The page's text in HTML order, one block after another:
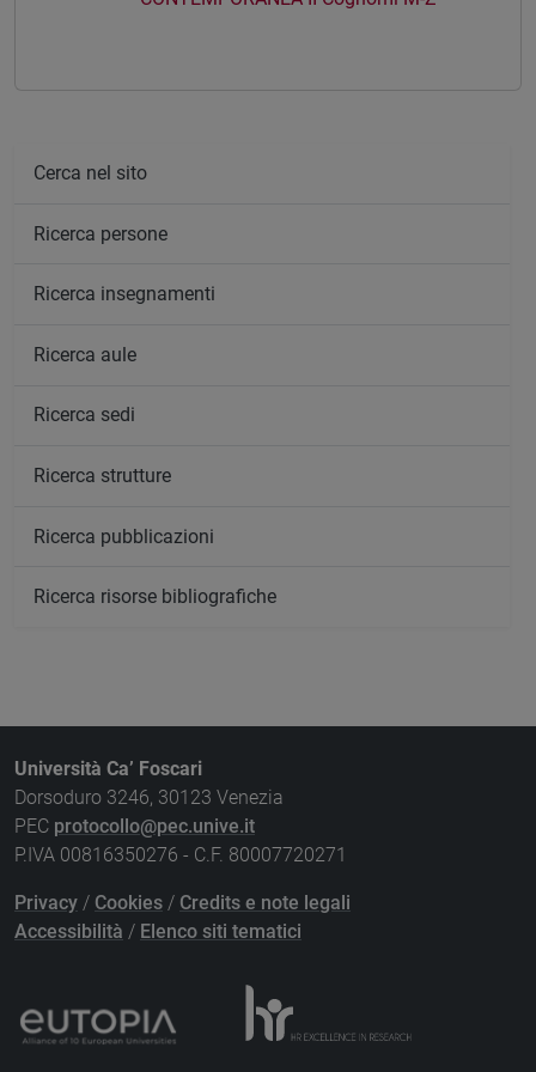
Cerca nel sito
Ricerca persone
Ricerca insegnamenti
Ricerca aule
Ricerca sedi
Ricerca strutture
Ricerca pubblicazioni
Ricerca risorse bibliografiche
Università Ca’ Foscari
Dorsoduro 3246, 30123 Venezia
PEC protocollo@pec.unive.it
P.IVA 00816350276 - C.F. 80007720271
Privacy / Cookies / Credits e note legali
Accessibilità / Elenco siti tematici